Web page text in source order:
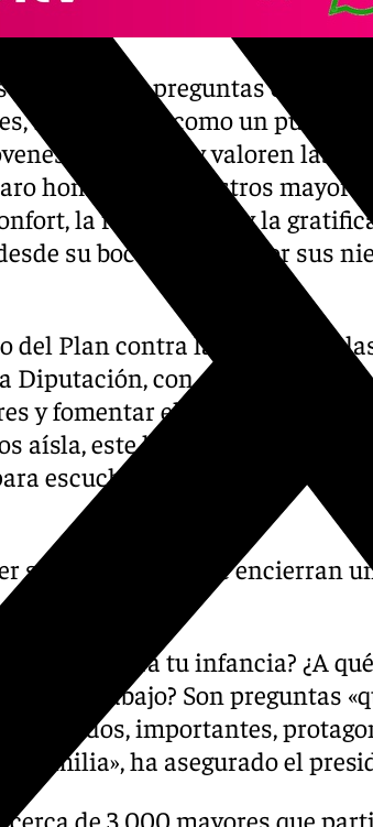
y plantea 29 preguntas clave
busca servir como un puente
descubran y valoren las
homenaje a nuestros mayores,
la recompensa y la
su boca y escrita por sus
del Plan contra la Soledad de
Diputación, con el objetivo de
y fomentar el contacto
aísla, este libro es «una
escuchar vivencias,
sencillas, pero que encierran
¿Cómo era tu infancia? ¿A qué
primer trabajo? Son preguntas
valorados, importantes,
familia», ha asegurado el
de 3.000 mayores que